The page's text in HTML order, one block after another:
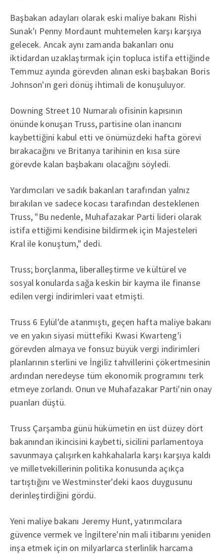
Başbakan adayları olarak eski maliye bakanı Rishi
Sunak'ı Penny Mordaunt muhtemelen karşı karşıya
gelecek. Ancak aynı zamanda bakanları onu
iktidardan uzaklaştırmak için topluca istifa ettiğinde
Temmuz ayında görevden alınan eski başbakan Boris
Johnson'ın geri dönüş ihtimali de konuşuluyor.
Downing Street 10 Numaralı ofisinin kapısının
önünde konuşan Truss, partisine olan inancını
kaybettiğini kabul etti ve önümüzdeki hafta görevi
bırakacağını ve Britanya tarihinin en kısa süre
görevde kalan başbakanı olacağını söyledi.
Yardımcıları ve sadık bakanları tarafından yalnız
bırakılan ve sadece kocası tarafından desteklenen
Truss, "Bu nedenle, Muhafazakar Parti lideri olarak
istifa ettiğimi kendisine bildirmek için Majesteleri
Kral ile konuştum," dedi.
Truss; borçlanma, liberalleştirme ve kültürel ve
sosyal konularda sağa keskin bir kayma ile finanse
edilen vergi indirimleri vaat etmişti.
Truss 6 Eylül'de atanmıştı, geçen hafta maliye bakanı
ve en yakın siyasi müttefiki Kwasi Kwarteng'i
görevden almaya ve fonsuz büyük vergi indirimleri
planlarının sterlini ve İngiliz tahvillerini çökertmesinin
ardından neredeyse tüm ekonomik programını terk
etmeye zorlandı. Onun ve Muhafazakar Parti'nin onay
puanları düştü.
Truss Çarşamba günü hükümetin en üst düzey dört
bakanından ikincisini kaybetti, sicilini parlamentoya
savunmaya çalışırken kahkahalarla karşı karşıya kaldı
ve milletvekillerinin politika konusunda açıkça
tartıştığını ve Westminster'deki kaos duygusunu
derinleştirdiğini gördü.
Yeni maliye bakanı Jeremy Hunt, yatırımcılara
güvence vermek ve İngiltere'nin mali itibarını yeniden
inşa etmek için on milyarlarca sterlinlik harcama